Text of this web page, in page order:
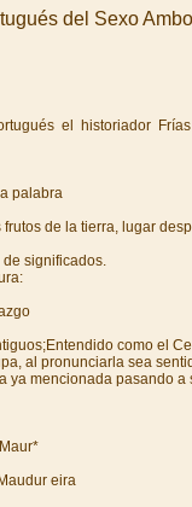
del Sexo
el historiador
palabra
de la tierra, lugar
significados.
como el
al pronunciarla sea
ya mencionada pasando a
eira